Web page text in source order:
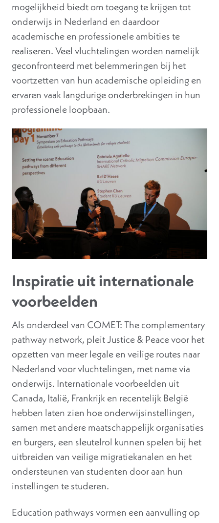
mogelijkheid biedt om toegang te krijgen tot
onderwijs in Nederland en daardoor
academische en professionele ambities te
realiseren. Veel vluchtelingen worden namelijk
geconfronteerd met belemmeringen bij het
voortzetten van hun academische opleiding en
ervaren vaak langdurige onderbrekingen in hun
professionele loopbaan.
Inspiratie uit internationale
voorbeelden
Als onderdeel van COMET: The complementary
pathway network, pleit Justice & Peace voor het
opzetten van meer legale en veilige routes naar
Nederland voor vluchtelingen, met name via
onderwijs. Internationale voorbeelden uit
Canada, Italië, Frankrijk en recentelijk België
hebben laten zien hoe onderwijsinstellingen,
samen met andere maatschappelijk organisaties
en burgers, een sleutelrol kunnen spelen bij het
uitbreiden van veilige migratiekanalen en het
ondersteunen van studenten door aan hun
instellingen te studeren.
Education pathways vormen een aanvulling op